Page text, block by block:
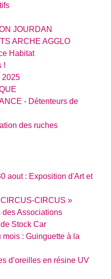
JOURDAN
ARCHE AGGLO
Habitat
!
2025
- Détenteurs de
des ruches
aout : Exposition d'Art et
CIRCUS »
des Associations
Stock Car
: Guinguette à la
d’oreilles en résine UV